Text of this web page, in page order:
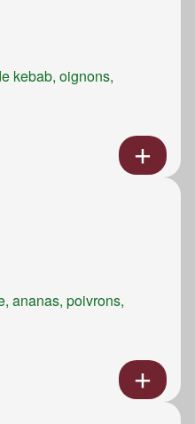
kebab, oignons,
ananas, poivrons,